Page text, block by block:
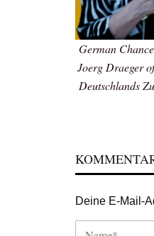
German
Joerg Draeger
Deutschlands
Deine E-Mail-